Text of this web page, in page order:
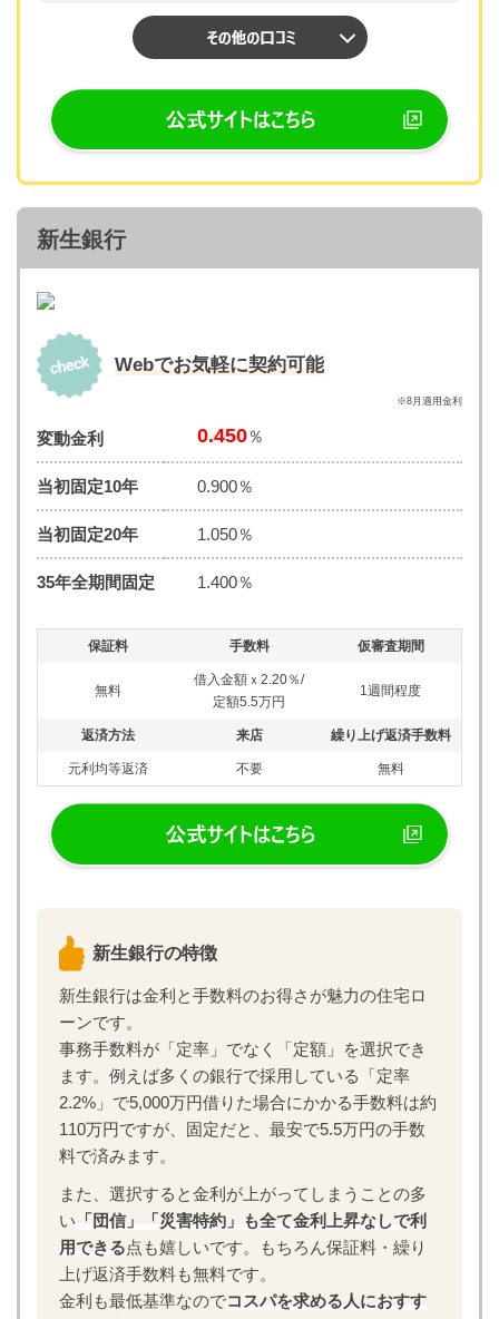
新生銀行
Webでお気軽に契約可能
※8月適用金利
変動金利 0.450％
当初固定10年 0.900％
当初固定20年 1.050％
35年全期間固定 1.400％
保証料 手数料 仮審査期間
無料
借入金額ｘ2.20％/
定額5.5万円
1週間程度
返済方法 来店 繰り上げ返済手数料
元利均等返済 不要 無料
新生銀行の特徴
新生銀行は金利と手数料のお得さが魅力の住宅ロ
ーンです。
事務手数料が「定率」でなく「定額」を選択でき
ます。例えば多くの銀行で採用している「定率
2.2%」で5,000万円借りた場合にかかる手数料は約
110万円ですが、固定だと、最安で5.5万円の手数
料で済みます。
また、選択すると金利が上がってしまうことの多
い 「団信」「災害特約」も全て金利上昇なしで利
用できる点も嬉しいです。もちろん保証料・繰り
上げ返済手数料も無料です。
金利も最低基準なのでコスパを求める人におすす